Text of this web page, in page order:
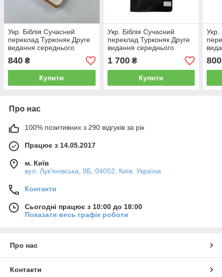
Укр. Біблія Сучасний
переклад Турконяк Друге
видання середнього
формату (бежева,
шкірзам, індекси, золото,
без застібки, 15х21)
840 ₴
Купити
Укр. Біблія Сучасний
переклад Турконяк Друге
видання середнього
формату (чорна, шкіра,
золото, індекси, без
застібки, 15х21)
1 700₴
Купити
Укр.
800
Про нас
100% позитивних з 290 відгуків за рік
Працює з 14.05.2017
м. Київ
вул. Лук'янівська, 9Б, 04052, Київ, Україна
Контакти
Сьогодні працює з 10:00 до 18:00
Показати весь графік роботи
Про нас
Контакти